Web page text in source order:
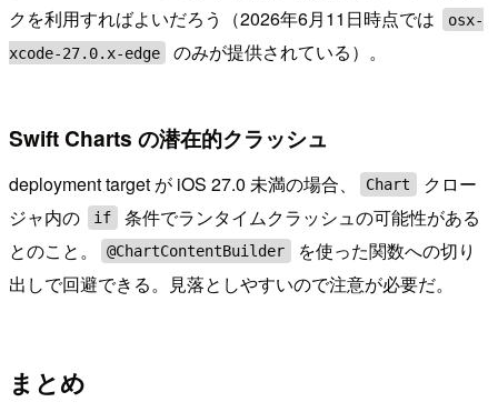
クを利用すればよいだろう（2026年6月11日時点では
osx-
xcode-27.0.x-edge
のみが提供されている）。
Swift Charts の潜在的クラッシュ
deployment target が iOS 27.0 未満の場合、 Chart
クロー
ジャ内の
if
条件でランタイムクラッシュの可能性がある
とのこと。
@ChartContentBuilder
を使った関数への切り
出しで回避できる。見落としやすいので注意が必要だ。
まとめ